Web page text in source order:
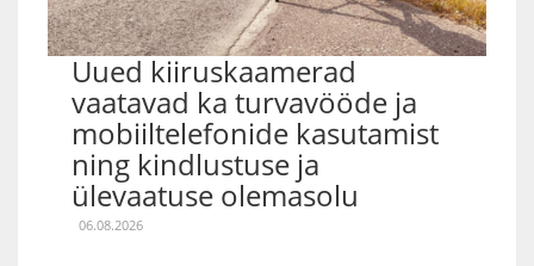
Uued kiiruskaamerad
vaatavad ka turvavööde ja
mobiiltelefonide kasutamist
ning kindlustuse ja
ülevaatuse olemasolu
06.08.2026